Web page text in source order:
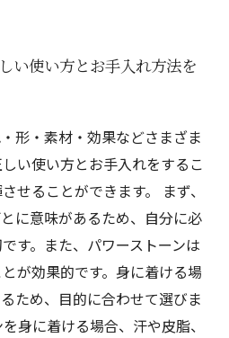
い使い方とお手入れ方法を
形・素材・効果などさまざま
い使い方とお手入れをするこ
せることができます。 まず、
に意味があるため、自分に必
す。また、パワーストーンは
が効果的です。身に着ける場
ため、目的に合わせて選びま
身に着ける場合、汗や皮脂、